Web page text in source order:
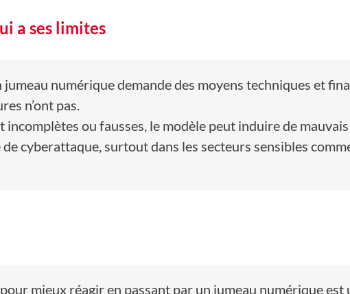
a ses limites
numérique demande des moyens techniques et
n’ont pas.
incomplètes ou fausses, le modèle peut induire de
cyberattaque, surtout dans les secteurs sensibles
mieux réagir en passant par un jumeau numérique est